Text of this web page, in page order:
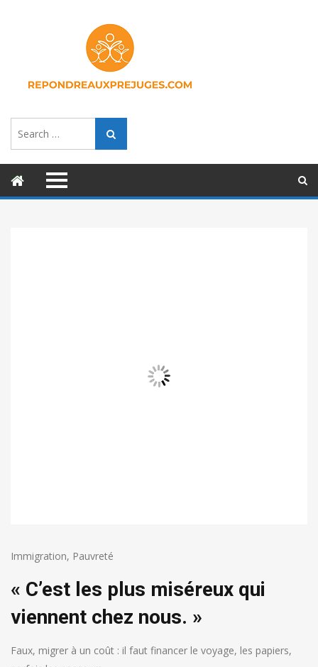
for:
Search
Immigration, Pauvreté
« C’est les plus miséreux qui
viennent chez nous. »
Faux, migrer à un coût : il faut financer le voyage, les papiers,